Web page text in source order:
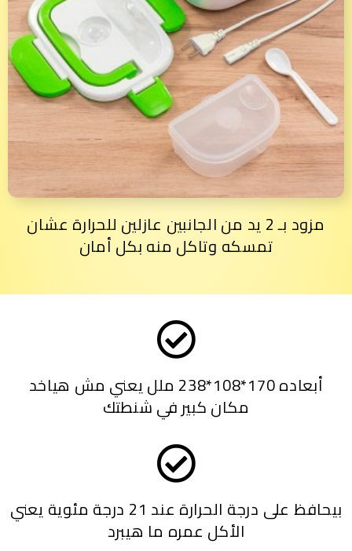
مزود بـ 2 يد من الجانبين عازلين للحرارة عشان
تمسكه وتاكل منه بكل أمان
أبعاده 170*108*238 ملل يعني مش هياخد
مكان كبير في شنطتك
بيحافظ على درجة الحرارة عند 21 درجة مئوية يعني
الأكل عمره ما هيبرد